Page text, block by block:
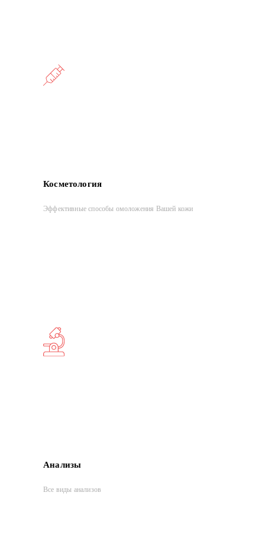
Косметология
Эффективные способы омоложения Вашей кожи
Анализы
Все виды анализов